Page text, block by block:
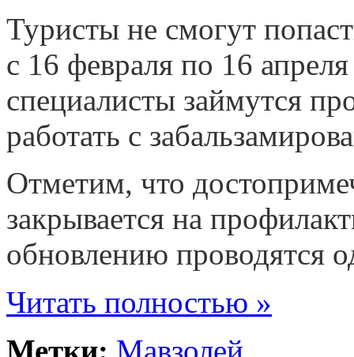
Туристы не смогут
с 16 февраля по 16
специалисты займутся
работать с
Отметим, что
закрывается на
обновлению проводятся
Читать полностью »